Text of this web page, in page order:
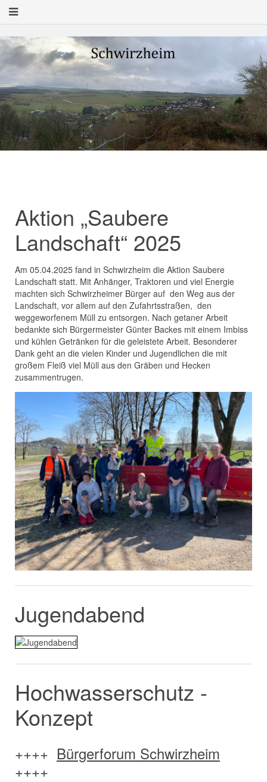
Aktion „Saubere
Landschaft“ 2025
Am 05.04.2025 fand in Schwirzheim die Aktion Saubere
Landschaft statt. Mit Anhänger, Traktoren und viel Energie
machten sich Schwirzheimer Bürger auf den Weg aus der
Landschaft, vor allem auf den Zufahrtsstraßen, den
weggeworfenem Müll zu entsorgen. Nach getaner Arbeit
bedankte sich Bürgermeister Günter Backes mit einem Imbiss
und kühlen Getränken für die geleistete Arbeit. Besonderer
Dank geht an die vielen Kinder und Jugendlichen die mit
großem Fleiß viel Müll aus den Gräben und Hecken
zusammentrugen.
Jugendabend
Hochwasserschutz -
Konzept
++++ Bürgerforum Schwirzheim
++++